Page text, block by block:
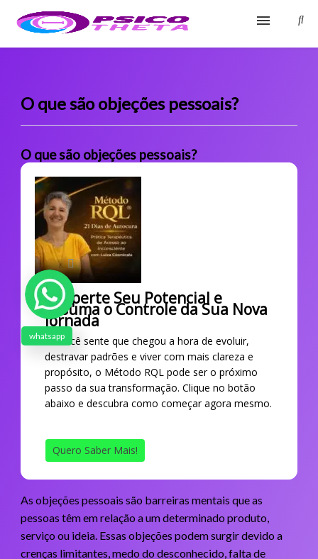
Blog
Glossário
Sobre
Fale Conosco
O que são objeções pessoais?
O que são objeções pessoais?
Desperte Seu Potencial e
Assuma o Controle da Sua Nova
Jornada
Se você sente que chegou a hora de evoluir,
destravar padrões e viver com mais clareza e
propósito, o Método RQL pode ser o próximo
passo da sua transformação. Clique no botão
abaixo e descubra como começar agora mesmo.
Quero Saber Mais!
As objeções pessoais são barreiras mentais que as
pessoas têm em relação a um determinado produto,
serviço ou ideia. Essas objeções podem surgir devido a
crenças limitantes, medo do desconhecido, falta de
whatsapp